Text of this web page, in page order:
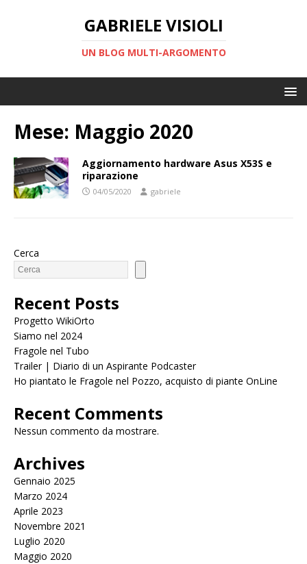
GABRIELE VISIOLI
UN BLOG MULTI-ARGOMENTO
Mese: Maggio 2020
Aggiornamento hardware Asus X53S e
riparazione
04/05/2020 gabriele
Cerca
Recent Posts
Progetto WikiOrto
Siamo nel 2024
Fragole nel Tubo
Trailer | Diario di un Aspirante Podcaster
Ho piantato le Fragole nel Pozzo, acquisto di piante OnLine
Recent Comments
Nessun commento da mostrare.
Archives
Gennaio 2025
Marzo 2024
Aprile 2023
Novembre 2021
Luglio 2020
Maggio 2020